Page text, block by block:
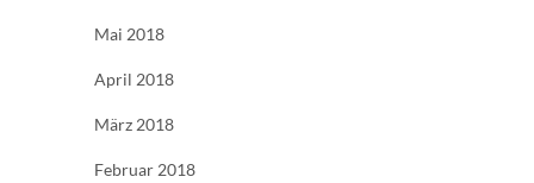
Mai 2018
April 2018
März 2018
Februar 2018